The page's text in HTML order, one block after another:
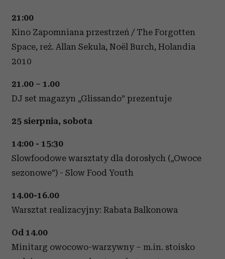
21:00
Kino Zapomniana przestrzeń / The Forgotten
Space, reż. Allan Sekula, Noël Burch, Holandia
2010
21.00 – 1.00
DJ set magazyn „Glissando” prezentuje
25 sierpnia, sobota
14:00 - 15:30
Slowfoodowe warsztaty dla dorosłych („Owoce
sezonowe”) - Slow Food Youth
14.00-16.00
Warsztat realizacyjny: Rabata Balkonowa
Od 14.00
Minitarg owocowo-warzywny – m.in. stoisko